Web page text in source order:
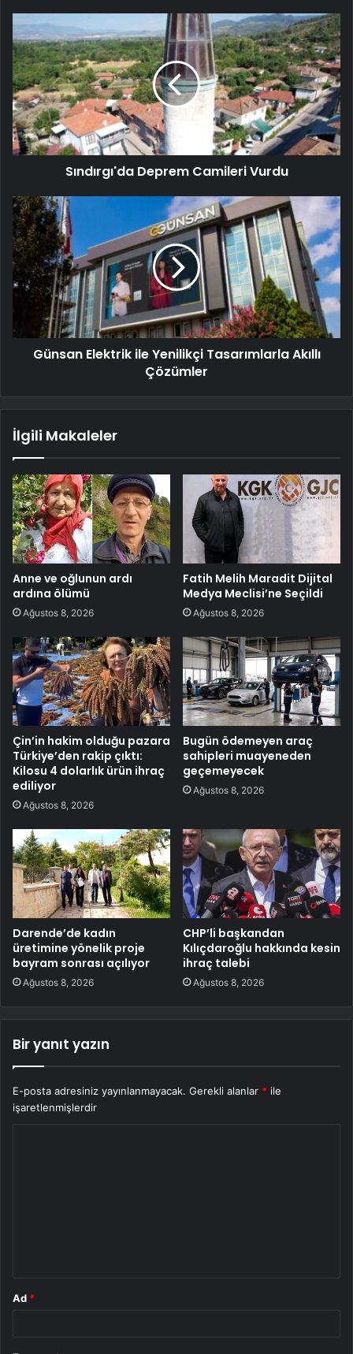
Sındırgı'da Deprem Camileri Vurdu
Günsan Elektrik ile Yenilikçi Tasarımlarla Akıllı
Çözümler
İlgili Makaleler
Anne ve oğlunun ardı
ardına ölümü
Ağustos 8, 2026
Fatih Melih Maradit Dijital
Medya Meclisi’ne Seçildi
Ağustos 8, 2026
Çin’in hakim olduğu pazara
Türkiye’den rakip çıktı:
Kilosu 4 dolarlık ürün ihraç
ediliyor
Ağustos 8, 2026
Bugün ödemeyen araç
sahipleri muayeneden
geçemeyecek
Ağustos 8, 2026
Darende’de kadın
üretimine yönelik proje
bayram sonrası açılıyor
Ağustos 8, 2026
CHP’li başkandan
Kılıçdaroğlu hakkında kesin
ihraç talebi
Ağustos 8, 2026
Bir yanıt yazın
E-posta adresiniz yayınlanmayacak. Gerekli alanlar * ile
işaretlenmişlerdir
Ad *